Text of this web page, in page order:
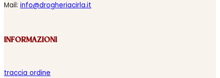
Mail: info@drogheriacirla.it
INFORMAZIONI
traccia ordine